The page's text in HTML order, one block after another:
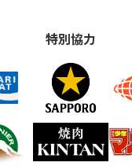
特別協力